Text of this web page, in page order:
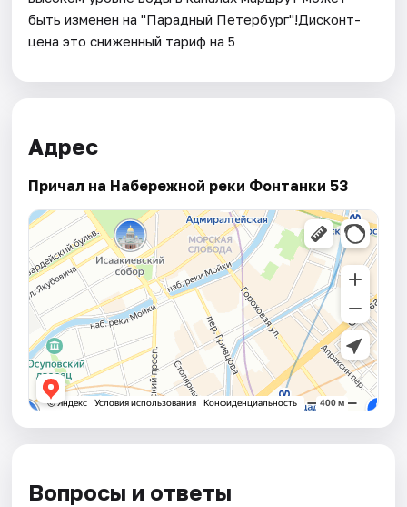
быть изменен на "Парадный Петербург"!​Дисконт-
цена это сниженный тариф на 5
Адрес
Причал на Набережной реки Фонтанки 53
Вопросы и ответы